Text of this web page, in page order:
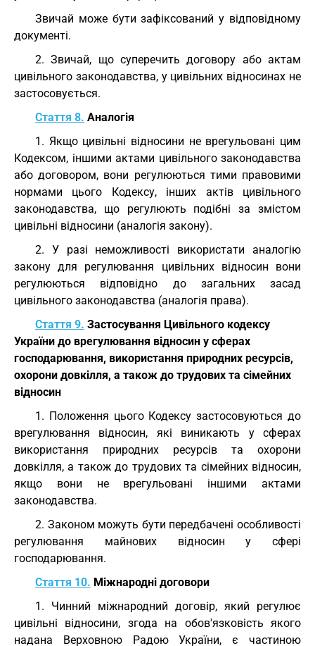
Звичай може бути зафіксований у відповідному
документі.
2. Звичай, що суперечить договору або актам
цивільного законодавства, у цивільних відносинах не
застосовується.
Стаття 8. Аналогія
1. Якщо цивільні відносини не врегульовані цим
Кодексом, іншими актами цивільного законодавства
або договором, вони регулюються тими правовими
нормами цього Кодексу, інших актів цивільного
законодавства, що регулюють подібні за змістом
цивільні відносини (аналогія закону).
2. У разі неможливості використати аналогію
закону для регулювання цивільних відносин вони
регулюються відповідно до загальних засад
цивільного законодавства (аналогія права).
Стаття 9. Застосування Цивільного кодексу
України до врегулювання відносин у сферах
господарювання, використання природних ресурсів,
охорони довкілля, а також до трудових та сімейних
відносин
1. Положення цього Кодексу застосовуються до
врегулювання відносин, які виникають у сферах
використання природних ресурсів та охорони
довкілля, а також до трудових та сімейних відносин,
якщо вони не врегульовані іншими актами
законодавства.
2. Законом можуть бути передбачені особливості
регулювання майнових відносин у сфері
господарювання.
Стаття 10. Міжнародні договори
1. Чинний міжнародний договір, який регулює
цивільні відносини, згода на обов'язковість якого
надана Верховною Радою України, є частиною